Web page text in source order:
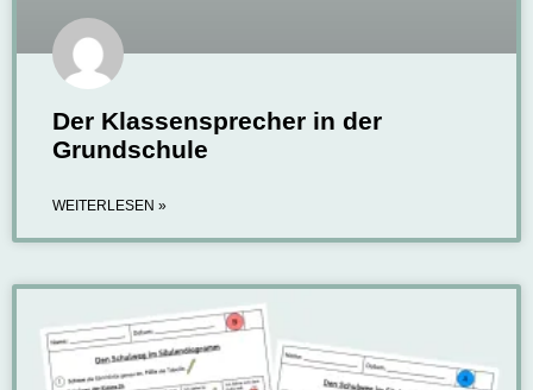
Der Klassensprecher in der
Grundschule
WEITERLESEN »